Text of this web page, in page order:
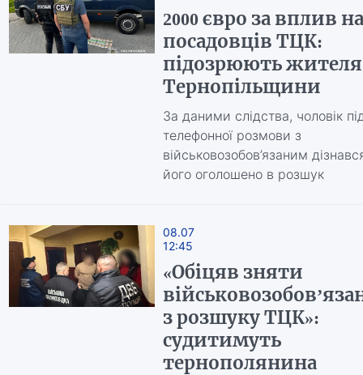
2000 євро за вплив на
посадовців ТЦК:
підозрюють жителя
Тернопільщини
За даними слідства, чоловік
телефонної розмови з
військовозобов’язаним
його оголошено в розшук
08.07
12:45
«Обіцяв зняти
з розшуку ТЦК»:
судитимуть
тернополянина